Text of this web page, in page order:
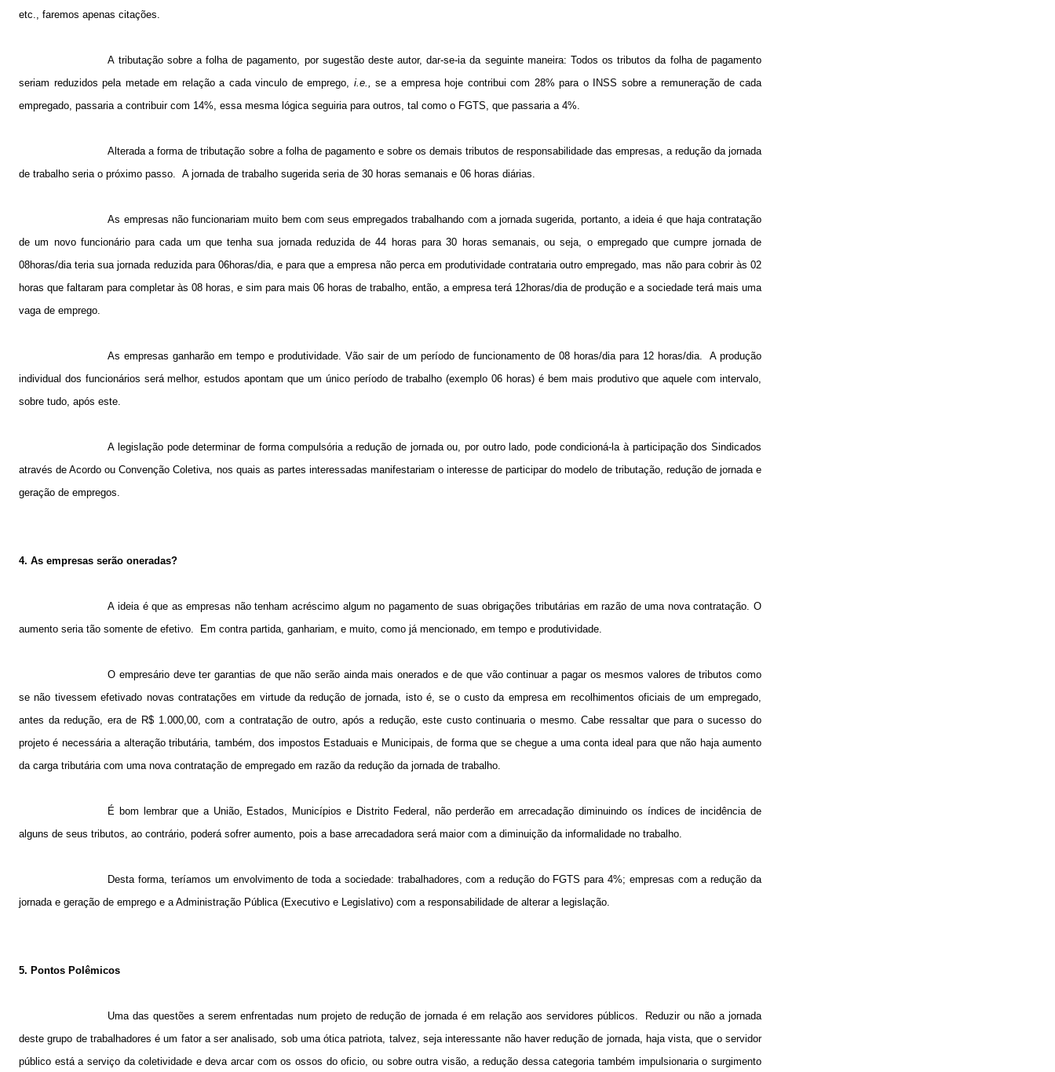
etc., faremos apenas citações.
A tributação sobre a folha de pagamento, por sugestão deste autor, dar-se-ia da seguinte maneira: Todos os tributos da folha de pagamento
seriam reduzidos pela metade em relação a cada vinculo de emprego, i.e.,se a empresa hoje contribui com 28% para o INSS sobre a remuneração de cada
empregado, passaria a contribuir com 14%, essa mesma lógica seguiria para outros, tal como o FGTS, que passaria a 4%.
Alterada a forma de tributação sobre a folha de pagamento e sobre os demais tributos de responsabilidade das empresas, a redução da jornada
de trabalho seria o próximo passo.
A jornada de trabalho sugerida seria de 30 horas semanais e 06 horas diárias.
As empresas não funcionariam muito bem com seus empregados trabalhando com a jornada sugerida, portanto, a ideia é que haja contratação
de um novo funcionário para cada um que tenha sua jornada reduzida de 44 horas para 30 horas semanais, ou seja, o empregado que cumpre jornada de
08horas/dia teria sua jornada reduzida para 06horas/dia, e para que a empresa não perca em produtividade contrataria outro empregado, mas não para cobrir às 02
horas que faltaram para completar às 08 horas, e sim para mais 06 horas de trabalho, então, a empresa terá 12horas/dia de produção e a sociedade terá mais uma
vaga de emprego.
As empresas ganharão em tempo e produtividade. Vão sair de um período de funcionamento de 08 horas/dia para 12 horas/dia.
A produção
individual dos funcionários será melhor, estudos apontam que um único período de trabalho (exemplo 06 horas) é bem mais produtivo que aquele com intervalo,
sobre tudo, após este.
A legislação pode determinar de forma compulsória a redução de jornada ou, por outro lado, pode condicioná-la à participação dos Sindicados
através de Acordo ou Convenção Coletiva, nos quais as partes interessadas manifestariam o interesse de participar do modelo de tributação, redução de jornada e
geração de empregos.
4. As empresas serão oneradas?
A ideia é que as empresas não tenham acréscimo algum no pagamento de suas obrigações tributárias em razão de uma nova contratação. O
aumento seria tão somente de efetivo.
Em contra partida, ganhariam, e muito, como já mencionado, em tempo e produtividade.
O empresário deve ter garantias de que não serão ainda mais onerados e de que vão continuar a pagar os mesmos valores de tributos como
se não tivessem efetivado novas contratações em virtude da redução de jornada, isto é, se o custo da empresa em recolhimentos oficiais de um empregado,
antes da redução, era de R$ 1.000,00, com a contratação de outro, após a redução, este custo continuaria o mesmo. Cabe ressaltar que para o sucesso do
projeto é necessária a alteração tributária, também, dos impostos Estaduais e Municipais, de forma que se chegue a uma conta ideal para que não haja aumento
da carga tributária com uma nova contratação de empregado em razão da redução da jornada de trabalho.
É bom lembrar que a União, Estados, Municípios e Distrito Federal, não perderão em arrecadação diminuindo os índices de incidência de
alguns de seus tributos, ao contrário, poderá sofrer aumento, pois a base arrecadadora será maior com a diminuição da informalidade no trabalho.
Desta forma, teríamos um envolvimento de toda a sociedade: trabalhadores, com a redução do FGTS para 4%; empresas com a redução da
jornada e geração de emprego e a Administração Pública (Executivo e Legislativo) com a responsabilidade de alterar a legislação.
5. Pontos Polêmicos
Uma das questões a serem enfrentadas num projeto de redução de jornada é em relação aos servidores públicos.
Reduzir ou não a jornada
deste grupo de trabalhadores é um fator a ser analisado, sob uma ótica patriota, talvez, seja interessante não haver redução de jornada, haja vista, que o servidor
público está a serviço da coletividade e deva arcar com os ossos do oficio, ou sobre outra visão, a redução dessa categoria também impulsionaria o surgimento